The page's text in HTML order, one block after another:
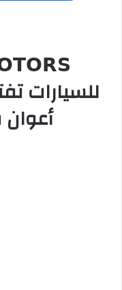
للسيارات